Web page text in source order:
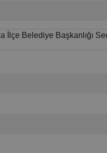
İlçe Belediye Başkanlığı